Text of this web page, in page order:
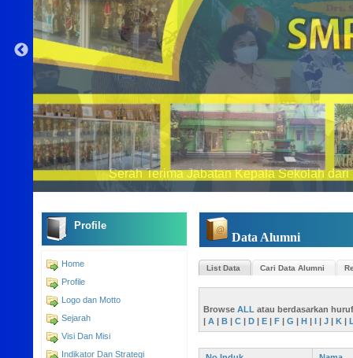
Serah Terima Jabatan Kepala Sekolah
Profile
Home
Profile
Logo dan Motto
Sejarah
Visi Dan Misi
Indikator Dan Strategi
Data Alumni
List Data Cari Data Alumni
BrowseALL atau berdasarkan
|A |B |C |D |E |F |G |H |I |J |K |